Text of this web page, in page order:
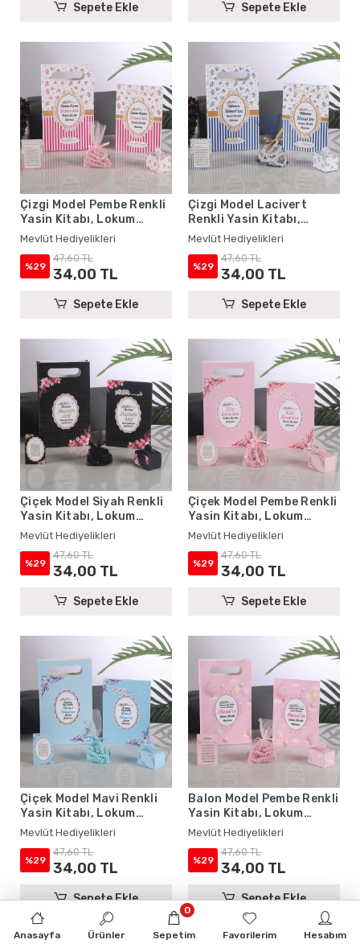
Sepete Ekle Sepete Ekle
Çizgi Model Pembe Renkli
Yasin Kitabı, Lokum
Kutusu, Magnet, Karton
Çanta ve Tesbih - Mevlüt
Hediyelikleri
Mevlüt Hediyelikleri
%29
47,60 TL
34,00 TL
Sepete Ekle
Çizgi Model Lacivert
Renkli Yasin Kitabı,
Lokum Kutusu, Magnet,
Karton Çanta ve Tesbih -
Mevlüt Hediyelikleri
Mevlüt Hediyelikleri
%29
47,60 TL
34,00 TL
Sepete Ekle
Çiçek Model Siyah Renkli
Yasin Kitabı, Lokum
Kutusu, Magnet, Karton
Çanta ve Tesbih - Mevlüt
Hediyelikleri
Mevlüt Hediyelikleri
%29
47,60 TL
34,00 TL
Sepete Ekle
Çiçek Model Pembe Renkli
Yasin Kitabı, Lokum
Kutusu, Magnet, Karton
Çanta ve Tesbih - Mevlüt
Hediyelikleri
Mevlüt Hediyelikleri
%29
47,60 TL
34,00 TL
Sepete Ekle
Çiçek Model Mavi Renkli
Yasin Kitabı, Lokum
Kutusu, Magnet, Karton
Çanta ve Tesbih - Mevlüt
Hediyelikleri
Mevlüt Hediyelikleri
%29
47,60 TL
34,00 TL
Sepete Ekle
Balon Model Pembe Renkli
Yasin Kitabı, Lokum
Kutusu, Magnet, Karton
Çanta ve Tesbih - Mevlüt
Hediyelikleri
Mevlüt Hediyelikleri
%29
47,60 TL
34,00 TL
Sepete Ekle
Anasayfa Ürünler Sepetim
0
Favorilerim Hesabım